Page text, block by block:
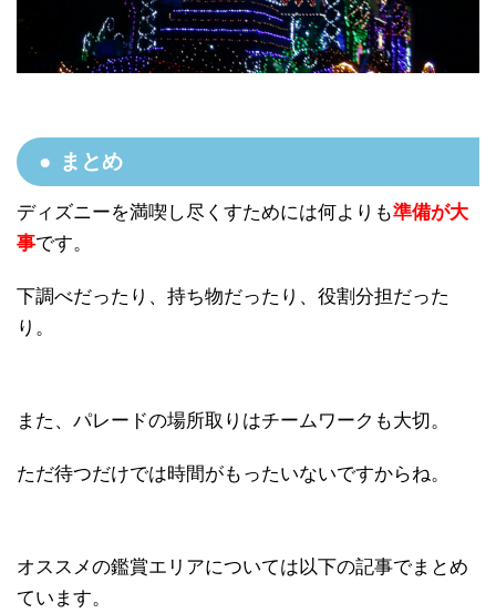
まとめ
ディズニーを満喫し尽くすためには何よりも準備が大
事です。
下調べだったり、持ち物だったり、役割分担だった
り。
また、パレードの場所取りはチームワークも大切。
ただ待つだけでは時間がもったいないですからね。
オススメの鑑賞エリアについては以下の記事でまとめ
ています。